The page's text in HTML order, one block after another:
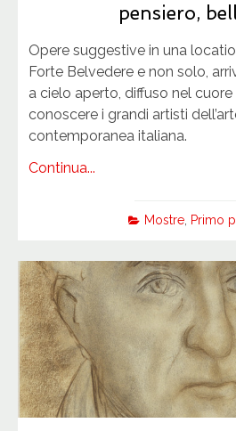
pensiero,
Opere suggestive in una
Forte Belvedere e non solo,
a cielo aperto, diffuso nel
conoscere i grandi artisti
contemporanea italiana.
Continua...
Mostre, Primo